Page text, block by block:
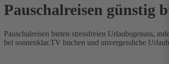
Pauschalreisen günstig
Pauschalreisen bieten stressfreien Urlaubsgenuss,
bei sonnenklar.TV buchen und unvergessliche